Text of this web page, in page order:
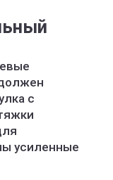
с
усиленные